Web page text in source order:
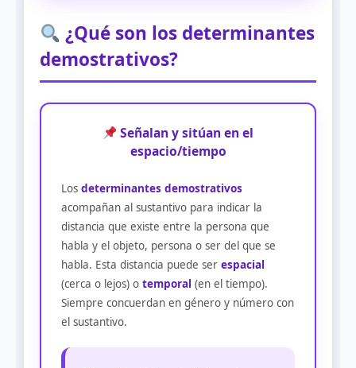
¿Qué son los determinantes
demostrativos?
Señalan y sitúan en el
espacio/tiempo
Los determinantes demostrativos
acompañan al sustantivo para indicar la
distancia que existe entre la persona que
habla y el objeto, persona o ser del que se
habla. Esta distancia puede ser espacial
(cerca o lejos) o temporal (en el tiempo).
Siempre concuerdan en género y número con
el sustantivo.